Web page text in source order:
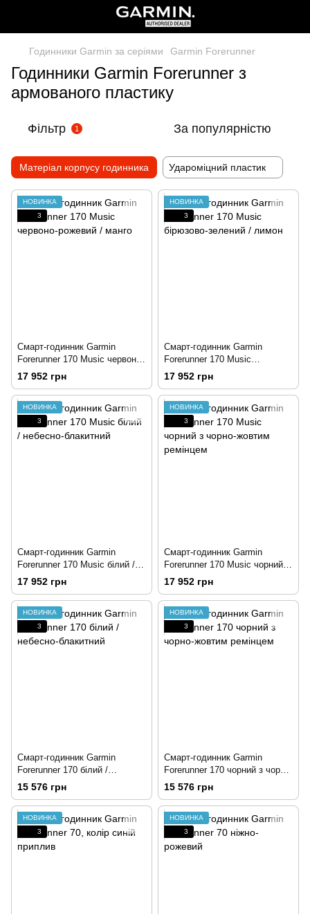
Годинники Garmin за серіями Garmin Forerunner
Годинники Garmin Forerunner з
армованого пластику
Фільтр 1 За популярністю
Матеріал корпусу годинника Удароміцний пластик
НОВИНКА
3
Смарт-годинник Garmin
Forerunner 170 Music червоно-
рожевий / манго
17 952 грн
НОВИНКА
3
Смарт-годинник Garmin
Forerunner 170 Music
бірюзово-зелений / лимон
17 952 грн
НОВИНКА
3
Смарт-годинник Garmin
Forerunner 170 Music білий /
небесно-блакитний
17 952 грн
НОВИНКА
3
Смарт-годинник Garmin
Forerunner 170 Music чорний з
чорно-жовтим ремінцем
17 952 грн
НОВИНКА
3
Смарт-годинник Garmin
Forerunner 170 білий /
небесно-блакитний
15 576 грн
НОВИНКА
3
Смарт-годинник Garmin
Forerunner 170 чорний з чорно-
жовтим ремінцем
15 576 грн
НОВИНКА
3
НОВИНКА
3